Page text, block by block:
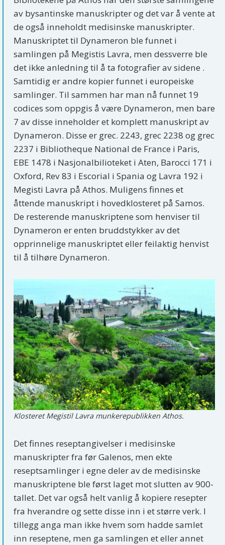
av bysantinske manuskripter og det var å vente at
de også inneholdt medisinske manuskripter.
Manuskriptet til Dynameron ble funnet i
samlingen på Megistis Lavra, men dessverre ble
det ikke anledning til å ta fotografier av sidene .
Samtidig er andre kopier funnet i europeiske
samlinger. Til sammen har man nå funnet 19
codices som oppgis å være Dynameron, men bare
7 av disse inneholder et komplett manuskript av
Dynameron. Disse er grec. 2243, grec 2238 og grec
2237 i Bibliotheque National de France i Paris,
EBE 1478 i Nasjonalbilioteket i Aten, Barocci 171 i
Oxford, Rev 83 i Escorial i Spania og Lavra 192 i
Megisti Lavra på Athos. Muligens finnes et
åttende manuskript i hovedklosteret på Samos.
De resterende manuskriptene som henviser til
Dynameron er enten bruddstykker av det
opprinnelige manuskriptet eller feilaktig henvist
til å tilhøre Dynameron.
Klosteret Megistil Lavra munkerepublikken Athos.
Det finnes reseptangivelser i medisinske
manuskripter fra før Galenos, men ekte
reseptsamlinger i egne deler av de medisinske
manuskriptene ble først laget mot slutten av 900-
tallet. Det var også helt vanlig å kopiere resepter
fra hverandre og sette disse inn i et større verk. I
tillegg anga man ikke hvem som hadde samlet
inn reseptene, men ga samlingen et eller annet